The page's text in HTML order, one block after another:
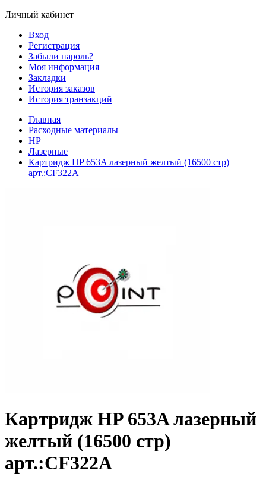
Личный кабинет
Вход
Регистрация
Забыли пароль?
Моя информация
Закладки
История заказов
История транзакций
Главная
Расходные материалы
HP
Лазерные
Картридж HP 653A лазерный желтый (16500 стр)
арт.:CF322A
Картридж HP 653A лазерный
желтый (16500 стр)
арт.:CF322A